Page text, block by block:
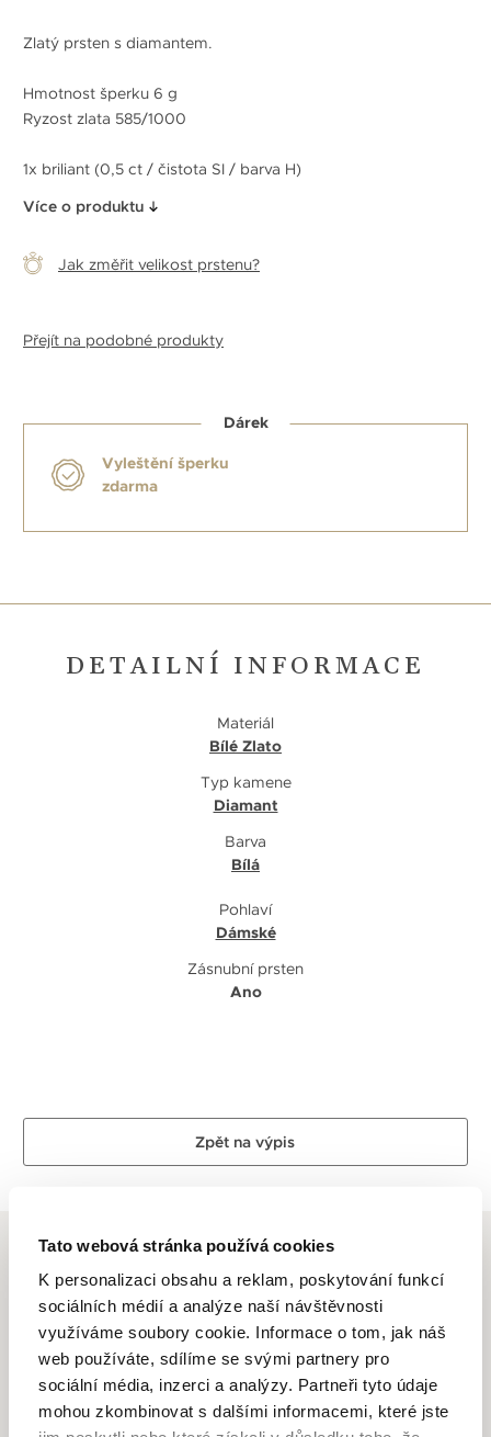
Tato webová stránka používá cookies
K personalizaci obsahu a reklam, poskytování funkcí
sociálních médií a analýze naší návštěvnosti
využíváme soubory cookie. Informace o tom, jak náš
web používáte, sdílíme se svými partnery pro
sociální média, inzerci a analýzy. Partneři tyto údaje
mohou zkombinovat s dalšími informacemi, které jste
Zlatý prsten s diamantem.
Hmotnost šperku 6 g
Ryzost zlata 585/1000
1x briliant (0,5 ct / čistota SI / barva H)
Více o produktu
Jak změřit velikost prstenu?
Přejít na podobné produkty
Dárek
Vyleštění šperku
zdarma
DETAILNÍ INFORMACE
Materiál
Bílé Zlato
Typ kamene
Diamant
Barva
Bílá
Pohlaví
Dámské
Zásnubní prsten
Ano
Zpět na výpis
ALTMAN DIAMOND
Dlouhletá zkušenost, odborné znalosti, láska k řemeslu a
zlatnické dovednosti je to, co se odráží ve špercích Altman